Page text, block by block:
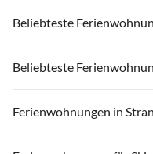
Beliebteste
Ferienwohnungen in
Ferienwohnungen in Ostsee
Ferienwohnungen in Nordsee
Beliebteste
Ferienwohnungen in
Ferienwohnungen in Ostsee
Ferienwohnungen in